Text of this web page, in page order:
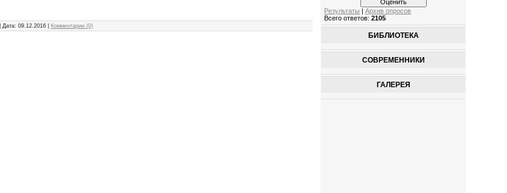
|Дата: 09.12.2016 Комментарии (0)
Результаты |Архив опросов
Всего ответов:2105
БИБЛИОТЕКА
СОВРЕМЕННИКИ
ГАЛЕРЕЯ